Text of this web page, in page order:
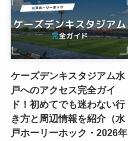
ケーズデンキスタジアム水
戸へのアクセス完全ガイ
ド！初めてでも迷わない行
き方と周辺情報を紹介（水
戸ホーリーホック・2026年